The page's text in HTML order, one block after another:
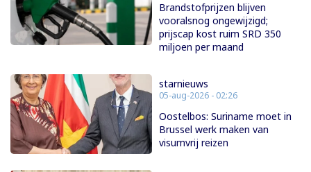
Brandstofprijzen blijven
vooralsnog ongewijzigd;
prijscap kost ruim SRD 350
miljoen per maand
starnieuws
05-aug-2026 - 02:26
Oostelbos: Suriname moet in
Brussel werk maken van
visumvrij reizen